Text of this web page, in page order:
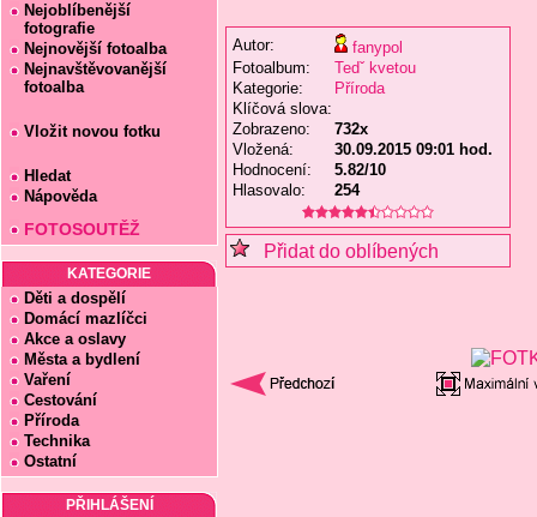
Nejoblíbenější
fotografie
Nejnovější fotoalba
Nejnavštěvovanější
fotoalba
Vložit novou fotku
Hledat
Nápověda
FOTOSOUTĚŽ
KATEGORIE
Děti a dospělí
Domácí mazlíčci
Akce a oslavy
Města a bydlení
Vaření
Cestování
Příroda
Technika
Ostatní
PŘIHLÁŠENÍ
Autor:
fanypol
Fotoalbum:
Tedˇ kvetou
Kategorie:
Příroda
Klíčová slova:
Zobrazeno:
732x
Vložená:
30.09.2015 09:01 hod.
Hodnocení:
5.82/10
Hlasovalo:
254
Přidat do oblíbených